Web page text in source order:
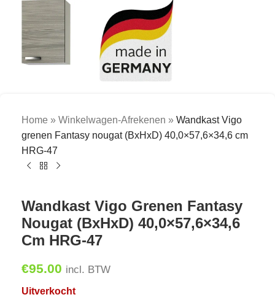
Home » Winkelwagen-Afrekenen » Wandkast Vigo
grenen Fantasy nougat (BxHxD) 40,0×57,6×34,6 cm
HRG-47
Wandkast Vigo Grenen Fantasy
Nougat (BxHxD) 40,0×57,6×34,6
Cm HRG-47
€95.00 incl. BTW
Uitverkocht